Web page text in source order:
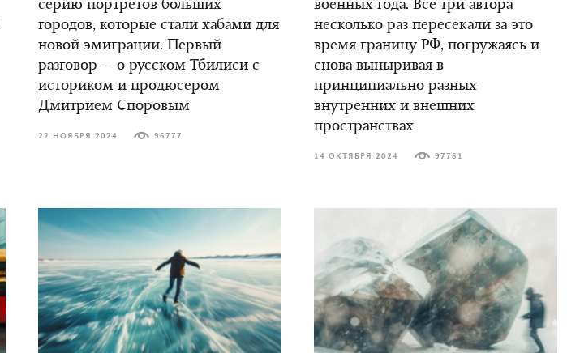
серию портретов больших
городов, которые стали хабами для
новой эмиграции. Первый
разговор — о русском Тбилиси с
историком и продюсером
Дмитрием Споровым
22 НОЯБРЯ 2024 96777
военных года. Все три автора
несколько раз пересекали за это
время границу РФ, погружаясь и
снова выныривая в
принципиально разных
внутренних и внешних
пространствах
14 ОКТЯБРЯ 2024 97761